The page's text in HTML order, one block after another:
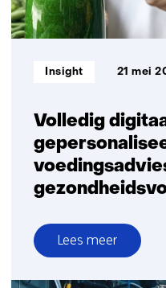
Volledig
Informatietype:
Insight 21 mei
Lees meer
over
Volledig